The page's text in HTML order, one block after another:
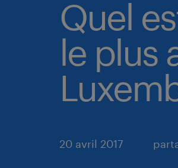
Quel
le plus
20 avril 2017